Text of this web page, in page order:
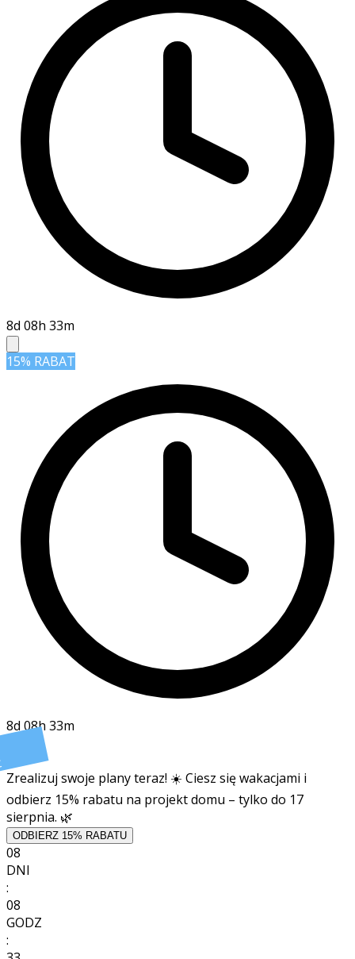
8d 08h 33m
15% RABAT
8d 08h 33m
Zrealizuj swoje plany teraz! ☀️ Ciesz się wakacjami i
odbierz 15% rabatu na projekt domu – tylko do 17
sierpnia. 🌿
ODBIERZ 15% RABATU
08
DNI
:
08
GODZ
: